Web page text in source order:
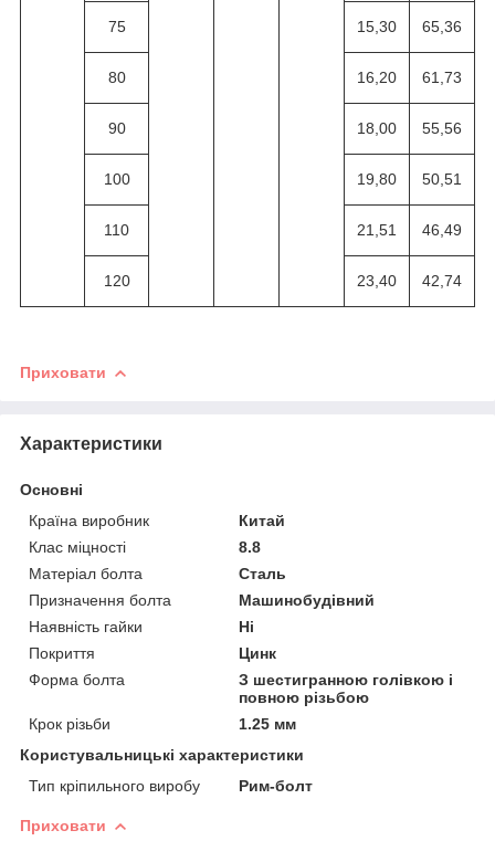
75 15,30 65,36
80 16,20 61,73
90 18,00 55,56
100 19,80 50,51
110 21,51 46,49
120 23,40 42,74
Приховати
Характеристики
Основні
Країна виробник
Китай
Клас міцності
8.8
Матеріал болта
Сталь
Призначення болта
Машинобудівний
Наявність гайки
Ні
Покриття
Цинк
Форма болта
З шестигранною голівкою і
повною різьбою
Крок різьби
1.25 мм
Користувальницькі характеристики
Тип кріпильного виробу
Рим-болт
Приховати